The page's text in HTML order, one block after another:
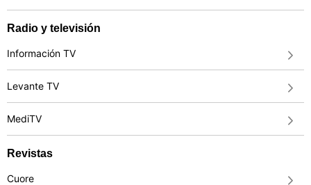
Radio y televisión
Información TV
Levante TV
MediTV
Revistas
Cuore